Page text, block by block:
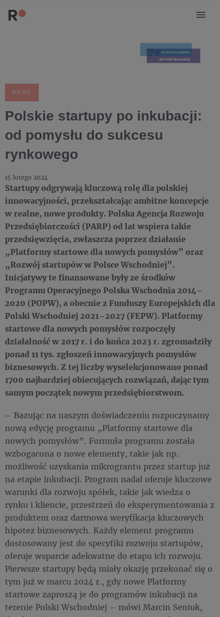
PARP
Polskie startupy po inkubacji:
od pomysłu do sukcesu
rynkowego
15 lutego 2024
Startupy odgrywają kluczową rolę dla polskiej
innowacyjności, przekształcając ambitne koncepcje
w realne, nowe produkty. Polska Agencja Rozwoju
Przedsiębiorczości (PARP) od lat wspiera takie
przedsięwzięcia, zwłaszcza poprzez działanie
„Platformy startowe dla nowych pomysłów” oraz
„Rozwój startupów w Polsce Wschodniej”.
Inicjatywy te finansowane były ze środków
Programu Operacyjnego Polska Wschodnia 2014–
2020 (POPW), a obecnie z Funduszy Europejskich dla
Polski Wschodniej 2021–2027 (FEPW). Platformy
startowe dla nowych pomysłów rozpoczęły
działalność w 2017 r. i do końca 2023 r. zgromadziły
ponad 11 tys. zgłoszeń innowacyjnych pomysłów
biznesowych. Z tej liczby wyselekcjonowano ponad
1700 najbardziej obiecujących rozwiązań, dając tym
samym początek nowym przedsiębiorstwom.
– Bazując na naszym doświadczeniu rozpoczynamy
nową edycję programu „Platformy startowe dla
nowych pomysłów”. Formuła programu została
wzbogacona o nowe elementy, takie jak np.
możliwość uzyskania mikrograntu przez startup już
na etapie inkubacji. Program nadal oferuje kluczowe
warunki dla rozwoju spółek, takie jak wiedza o
rynku i kliencie, przestrzeń do eksperymentowania z
produktem oraz darmowa weryfikacja kluczowych
hipotez biznesowych. Każdy element programu
dostosowany jest do specyfiki rozwoju startupów,
oferuje wsparcie adekwatne do etapu ich rozwoju.
Pierwsze startupy będą miały okazję przekonać się o
tym już w marcu 2024 r., gdy nowe Platformy
startowe zaproszą je do programów inkubacji na
terenie Polski Wschodniej – mówi Marcin Seniuk,